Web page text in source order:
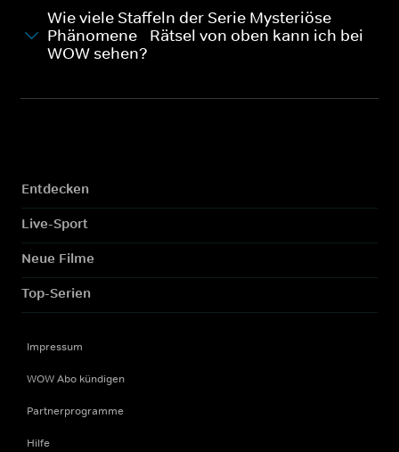
Wie viele Staffeln der Serie Mysteriöse
Phänomene - Rätsel von oben kann ich bei
WOW sehen?
Entdecken
Live-Sport
Neue Filme
Top-Serien
Impressum
WOW Abo kündigen
Partnerprogramme
Hilfe